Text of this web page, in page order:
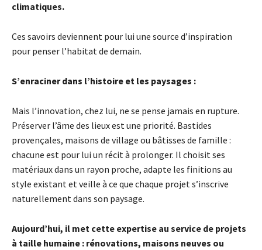
climatiques.
Ces savoirs deviennent pour lui une source d’inspiration
pour penser l’habitat de demain.
S’enraciner dans l’histoire et les paysages :
Mais l’innovation, chez lui, ne se pense jamais en rupture.
Préserver l’âme des lieux est une priorité. Bastides
provençales, maisons de village ou bâtisses de famille :
chacune est pour lui un récit à prolonger. Il choisit ses
matériaux dans un rayon proche, adapte les finitions au
style existant et veille à ce que chaque projet s’inscrive
naturellement dans son paysage.
Aujourd’hui, il met cette expertise au service de projets
à taille humaine : rénovations, maisons neuves ou